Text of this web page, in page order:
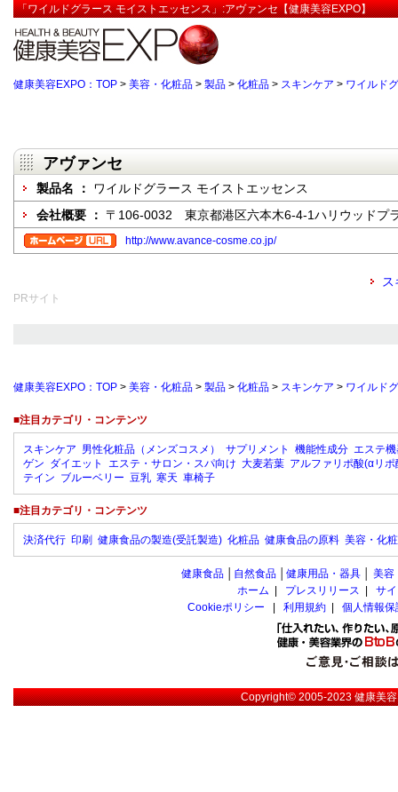
「ワイルドグラース モイストエッセンス」:アヴァンセ【健康美容EXPO】
健康美容EXPO：TOP > 美容・化粧品 > 製品 > 化粧品 > スキンケア > ワイルド
アヴァンセ
製品名 ： ワイルドグラース モイストエッセンス
会社概要 ： 〒106-0032 東京都港区六本木6-4-1ハリウッドプ
http://www.avance-cosme.co.jp/
PRサイト
健康美容EXPO：TOP > 美容・化粧品 > 製品 > 化粧品 > スキンケア > ワイルド
■注目カテゴリ・コンテンツ
スキンケア 男性化粧品（メンズコスメ） サプリメント 機能性成分 エステ
ゲン ダイエット エステ・サロン・スパ向け 大麦若葉 アルファリポ酸(αリポ
テイン ブルーベリー 豆乳 寒天 車椅子
■注目カテゴリ・コンテンツ
決済代行 印刷 健康食品の製造(受託製造) 化粧品 健康食品の原料 美容・化
健康食品 自然食品 健康用品・器具 美容
ホーム
プレスリリース
サ
Cookieポリシー
利用規約 個人情報
Copyright© 2005-2023健康美